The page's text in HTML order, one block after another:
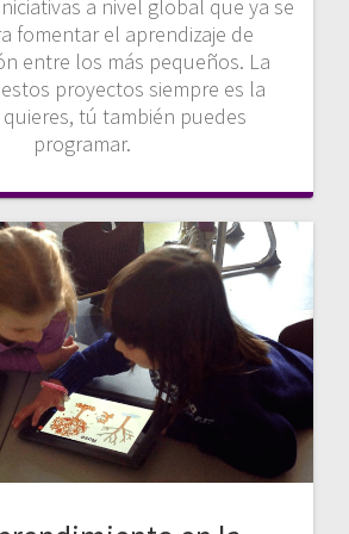
a nivel global que ya se
fomentar el aprendizaje de
entre los más pequeños. La
proyectos siempre es la
quieres, tú también puedes
programar.